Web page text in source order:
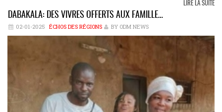
LIRE LA SUITE
DABAKALA: DES VIVRES OFFERTS AUX FAMILLE…
02-01-2025 ÉCHOS DES RÉGIONS BY ODM NEWS